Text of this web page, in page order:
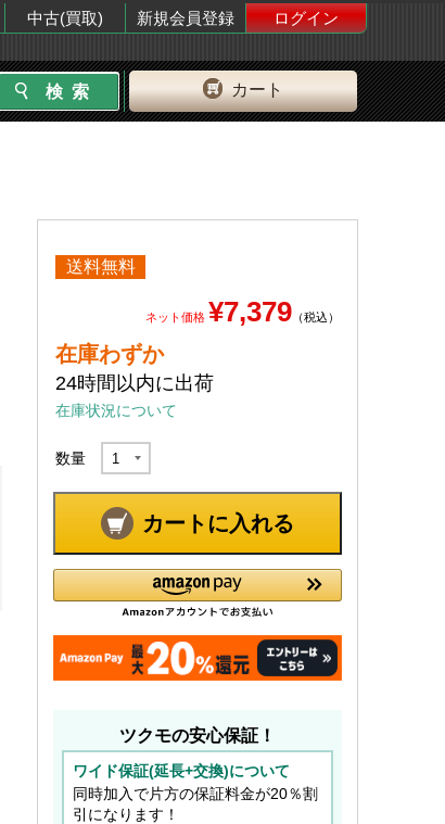
中古(買取) 新規会員登録
ログイン
カート
送料無料
ネット価格 ¥7,379 （税込）
在庫わずか
24時間以内に出荷
在庫状況について
数量
カートに入れる
ツクモの安心保証！
ワイド保証(延長+交換)について
同時加入で片方の保証料金が20％割
引になります！